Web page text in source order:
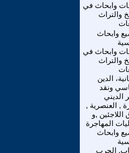
وابحاث في
والتراث
وابحاث
وابحاث في
والتراث
الدين
ونقد
الديني
, العنصرية ,
,و
المهاجرة
وابحاث
الحرب